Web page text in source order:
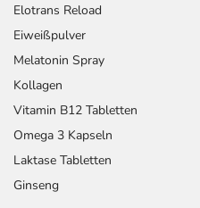
Elotrans Reload
Eiweißpulver
Melatonin Spray
Kollagen
Vitamin B12 Tabletten
Omega 3 Kapseln
Laktase Tabletten
Ginseng